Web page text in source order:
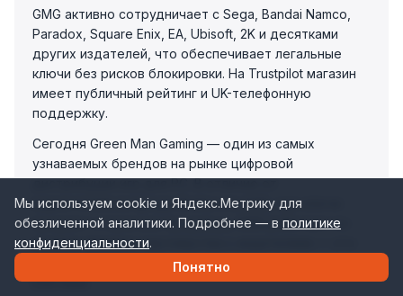
GMG активно сотрудничает с Sega, Bandai Namco,
Paradox, Square Enix, EA, Ubisoft, 2K и десятками
других издателей, что обеспечивает легальные
ключи без рисков блокировки. На Trustpilot магазин
имеет публичный рейтинг и UK-телефонную
поддержку.
Сегодня Green Man Gaming — один из самых
узнаваемых брендов на рынке цифровой
дистрибуции игр для PC. В отличие от
маркетплейсов вроде Eneba или G2A, где ключи
продают сторонние продавцы, GMG работает по
модели прямого партнёрства с издателями — это
исключает риски с скаммерами и нелегальными
ключами.
Мы используем cookie и Яндекс.Метрику для
обезличенной аналитики. Подробнее — в политике
конфиденциальности.
Понятно